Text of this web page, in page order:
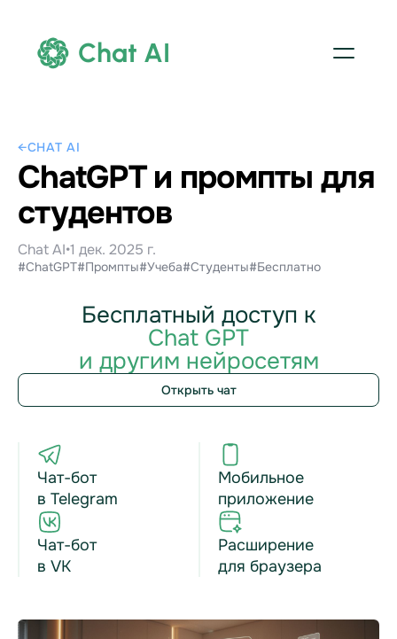
Chat AI
←CHAT AI
ChatGPT и промпты для
студентов
Chat AI•1 дек. 2025 г.
#ChatGPT#Промпты#Учеба#Студенты#Бесплатно
Бесплатный доступ к
Chat GPT
и другим нейросетям
Открыть чат
Чат-бот
в Telegram
Чат-бот
в VK
Мобильное
приложение
Расширение
для браузера